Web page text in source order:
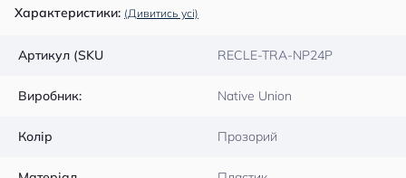
Характеристики: (Дивитись усі)
Артикул (SKU RECLE-TRA-NP24P
Виробник: Native Union
Колір Прозорий